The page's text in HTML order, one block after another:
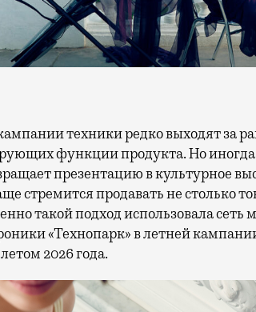
функции продукта. Но
презентацию в культурное
стремится продавать не столько
такой подход использовала сеть
«Технопарк» в летней
2026 года.